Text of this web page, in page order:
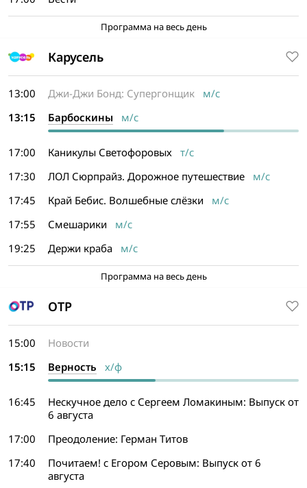
Программа на весь день
Карусель
13:00 Джи-Джи Бонд: Супергонщик м/с
13:15
Барбоскины м/с
17:00 Каникулы Светофоровых т/с
17:30
ЛОЛ Сюрпрайз. Дорожное путешествие м/с
17:45
Край Бебис. Волшебные слёзки м/с
17:55
Смешарики м/с
19:25
Держи краба м/с
Программа на весь день
ОТР
15:00
Новости
15:15
Верность х/ф
16:45
Нескучное дело с Сергеем Ломакиным: Выпуск от
6 августа
17:00
Преодоление: Герман Титов
17:40
Почитаем! с Егором Серовым: Выпуск от 6
августа